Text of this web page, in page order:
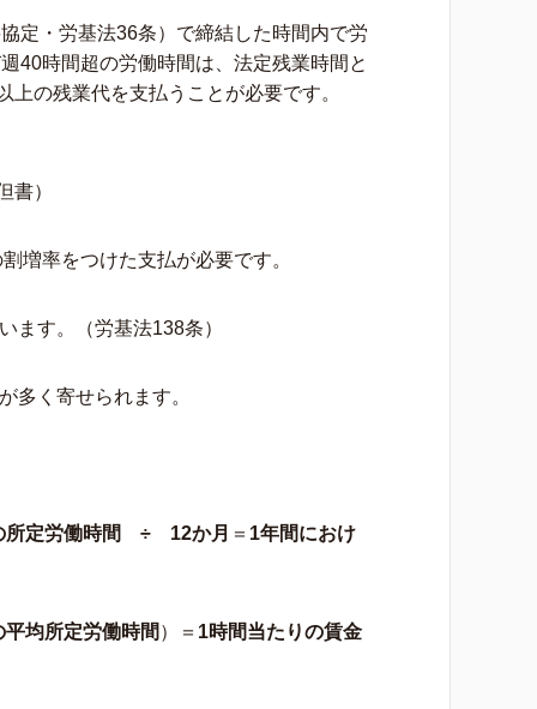
定・労基法36条）で締結した時間内で労
40時間超の労働時間は、法定残業時間と
の残業代を支払うことが必要です。
書）
増率をつけた支払が必要です。
ます。（労基法138条）
多く寄せられます。
所定労働時間 ÷ 12か月 ＝ 1年間におけ
均所定労働時間 ）＝ 1時間当たりの賃金